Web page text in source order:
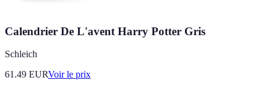
Calendrier De L'avent Harry Potter Gris
Schleich
61.49 EURVoir le prix